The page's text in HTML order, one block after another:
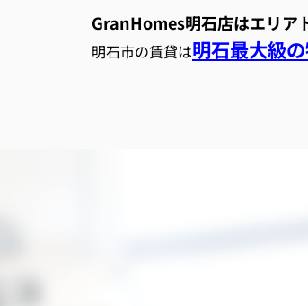
GranHomes明石店はエリア
明石市の賃貸は明石最大級